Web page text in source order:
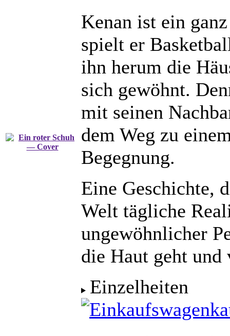
Kenan ist ein
spielt er
ihn herum die
sich gewöhnt.
mit seinen
dem Weg zu
Begegnung.
Eine Geschichte,
Welt tägliche
ungewöhnlicher
die Haut geht
Einzelheiten